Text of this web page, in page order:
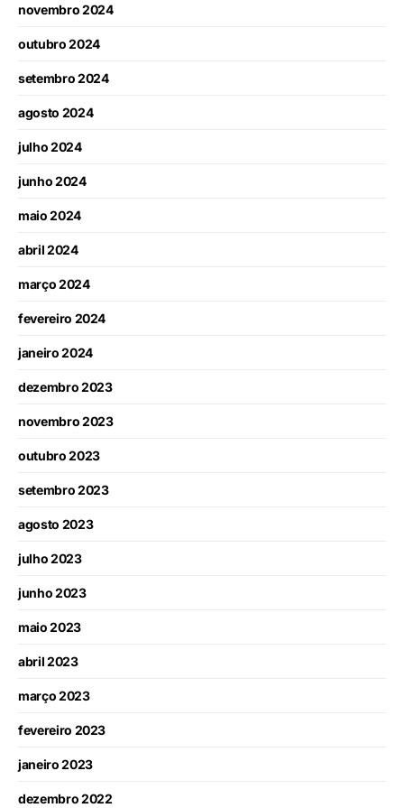
novembro 2024
outubro 2024
setembro 2024
agosto 2024
julho 2024
junho 2024
maio 2024
abril 2024
março 2024
fevereiro 2024
janeiro 2024
dezembro 2023
novembro 2023
outubro 2023
setembro 2023
agosto 2023
julho 2023
junho 2023
maio 2023
abril 2023
março 2023
fevereiro 2023
janeiro 2023
dezembro 2022